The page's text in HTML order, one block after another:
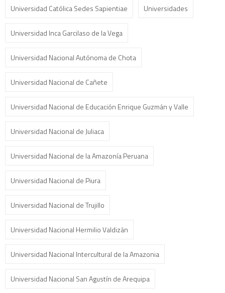
Universidad Católica Sedes Sapientiae Universidades
Universidad Inca Garcilaso de la Vega
Universidad Nacional Autónoma de Chota
Universidad Nacional de Cañete
Universidad Nacional de Educación Enrique Guzmán y Valle
Universidad Nacional de Juliaca
Universidad Nacional de la Amazonía Peruana
Universidad Nacional de Piura
Universidad Nacional de Trujillo
Universidad Nacional Hermilio Valdizán
Universidad Nacional Intercultural de la Amazonia
Universidad Nacional San Agustín de Arequipa